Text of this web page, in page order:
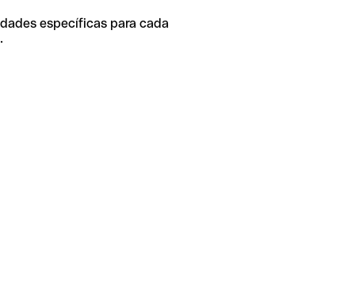
específicas para cada